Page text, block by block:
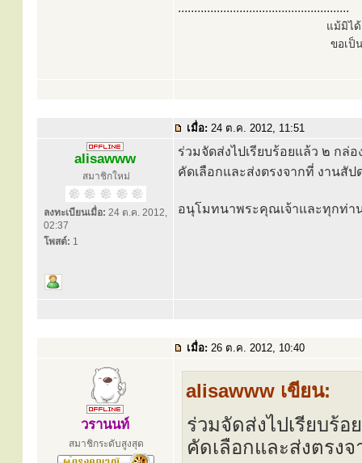
.....................................................
แม้มิได้
ขอเป็
เมื่อ: 24 ต.ค. 2012, 11:51
alisawww
สมาชิกใหม่
ลงทะเบียนเมื่อ: 24 ต.ค. 2012,
02:37
โพสต์: 1
ร่วมจัดส่งไปเรียบร้อยแล้ว ๒ กล่
คัดเลือกและส่งตรงจากที่ งานสั
อนุโมทนาพระคุณเจ้าและทุกท่า
เมื่อ: 26 ต.ค. 2012, 10:40
วรานนท์
สมาชิกระดับสูงสุด
alisawww เขียน:
ร่วมจัดส่งไปเรียบร้
คัดเลือกและส่งตรง